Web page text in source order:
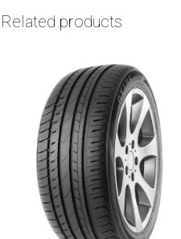
Related products